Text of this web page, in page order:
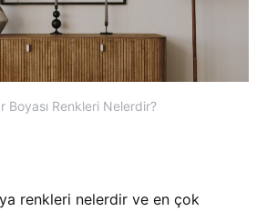
Boyası Renkleri Nelerdir?
renkleri nelerdir ve en çok